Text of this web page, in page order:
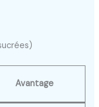
Avantage